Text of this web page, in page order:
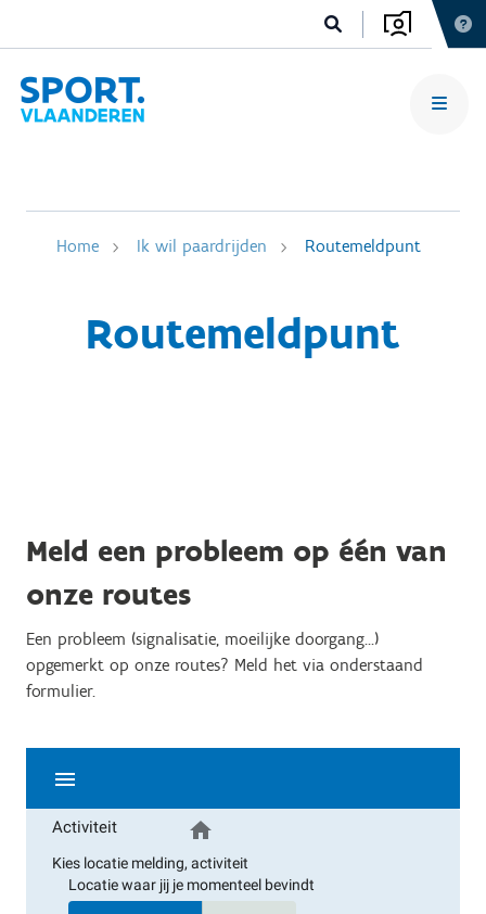
Home Ik wil paardrijden Routemeldpunt
Routemeldpunt
Meld een probleem op één van
onze routes
Een probleem (signalisatie, moeilijke doorgang...)
opgemerkt op onze routes? Meld het via onderstaand
formulier.